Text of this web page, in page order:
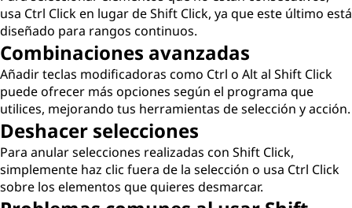
usa Ctrl Click en lugar de Shift Click, ya que este último está
diseñado para rangos continuos.
Combinaciones avanzadas
Añadir teclas modificadoras como Ctrl o Alt al Shift Click
puede ofrecer más opciones según el programa que
utilices, mejorando tus herramientas de selección y acción.
Deshacer selecciones
Para anular selecciones realizadas con Shift Click,
simplemente haz clic fuera de la selección o usa Ctrl Click
sobre los elementos que quieres desmarcar.